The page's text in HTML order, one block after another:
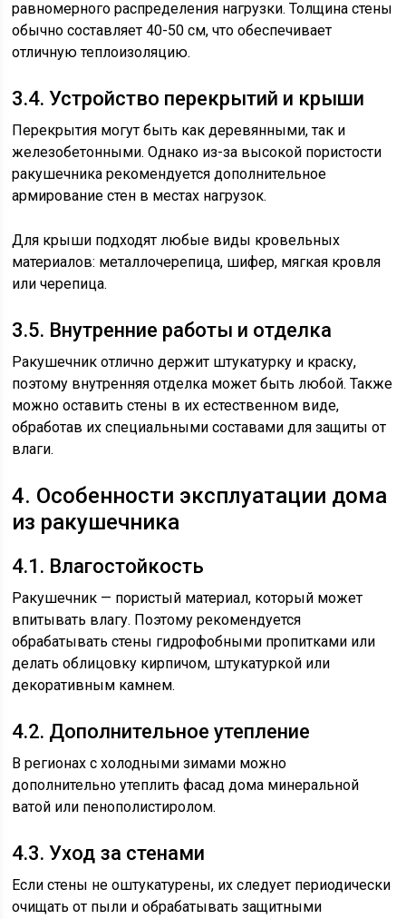
равномерного распределения нагрузки. Толщина стены
обычно составляет 40-50 см, что обеспечивает
отличную теплоизоляцию.
3.4. Устройство перекрытий и крыши
Перекрытия могут быть как деревянными, так и
железобетонными. Однако из-за высокой пористости
ракушечника рекомендуется дополнительное
армирование стен в местах нагрузок.
Для крыши подходят любые виды кровельных
материалов: металлочерепица, шифер, мягкая кровля
или черепица.
3.5. Внутренние работы и отделка
Ракушечник отлично держит штукатурку и краску,
поэтому внутренняя отделка может быть любой. Также
можно оставить стены в их естественном виде,
обработав их специальными составами для защиты от
влаги.
4. Особенности эксплуатации дома
из ракушечника
4.1. Влагостойкость
Ракушечник — пористый материал, который может
впитывать влагу. Поэтому рекомендуется
обрабатывать стены гидрофобными пропитками или
делать облицовку кирпичом, штукатуркой или
декоративным камнем.
4.2. Дополнительное утепление
В регионах с холодными зимами можно
дополнительно утеплить фасад дома минеральной
ватой или пенополистиролом.
4.3. Уход за стенами
Если стены не оштукатурены, их следует периодически
очищать от пыли и обрабатывать защитными